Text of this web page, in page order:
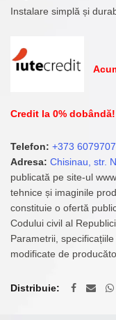
Instalare simplă și
Credit la 0% dobândă!
Telefon: +373
Adresa: Chisinau, str.
publicată pe site-ul
tehnice și imaginile
constituie o ofertă
Codului civil al
Parametrii,
modificate de
Distribuie